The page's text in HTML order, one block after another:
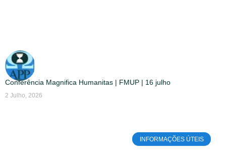
Conferência Magnifica Humanitas | FMUP | 16 julho
2 Julho, 2026
INFORMAÇÕES ÚTEIS